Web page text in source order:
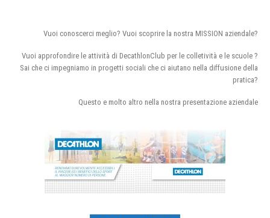
Vuoi conoscerci meglio? Vuoi scoprire la nostra MISSION aziendale?
Vuoi approfondire le attività di DecathlonClub per le colletività e le scuole ?
Sai che ci impegniamo in progetti sociali che ci aiutano nella diffusione della
pratica?
Questo e molto altro nella nostra presentazione aziendale